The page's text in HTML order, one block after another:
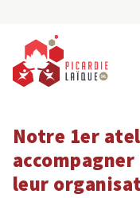
Notre 1er
leur